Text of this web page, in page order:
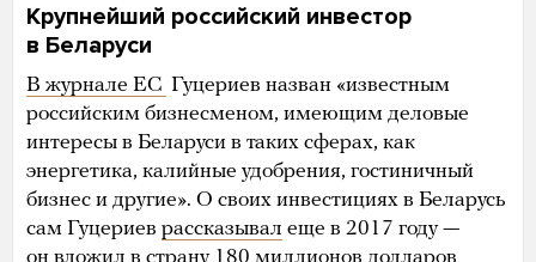
Крупнейший российский инвестор
в Беларуси
В журнале ЕС Гуцериев назван «известным
российским бизнесменом, имеющим деловые
интересы в Беларуси в таких сферах, как
энергетика, калийные удобрения, гостиничный
бизнес и другие». О своих инвестициях в Беларусь
сам Гуцериев рассказывал еще в 2017 году —